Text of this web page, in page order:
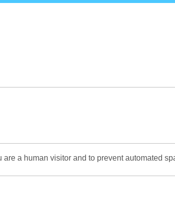
a human visitor and to prevent automated